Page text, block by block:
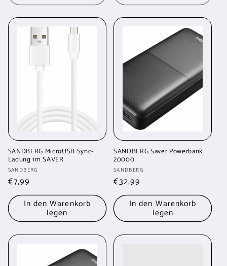
SANDBERG MicroUSB Sync-
Ladung 1m SAVER
Anbieter:
SANDBERG
Normaler
Preis
€7,99
In den Warenkorb
legen
SANDBERG Saver Powerbank
20000
Anbieter:
SANDBERG
Normaler
Preis
€32,99
In den Warenkorb
legen